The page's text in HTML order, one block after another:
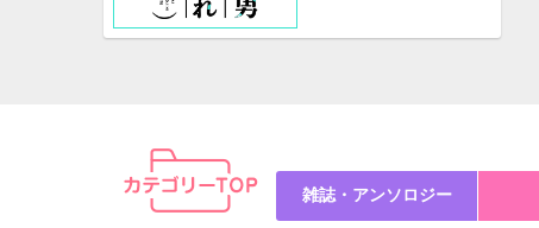
雑誌・アンソロジー